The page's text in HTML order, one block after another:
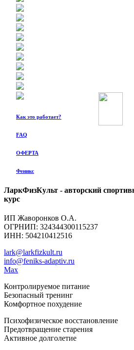
Как это работает?
FAQ
ОФЕРТА
Феникс
ЛаркФизКульт - авторский
курс
ИП Жаворонков О.А.
ОГРНИП: 324344300115237
ИНН: 504210412516
lark@larkfizkult.ru
info@feniks-adaptiv.ru
Max
Контролируемое питание
Безопасный тренинг
Комфортное похудение
Психофизическое восстановление
Предотвращение старения
Активное долголетие